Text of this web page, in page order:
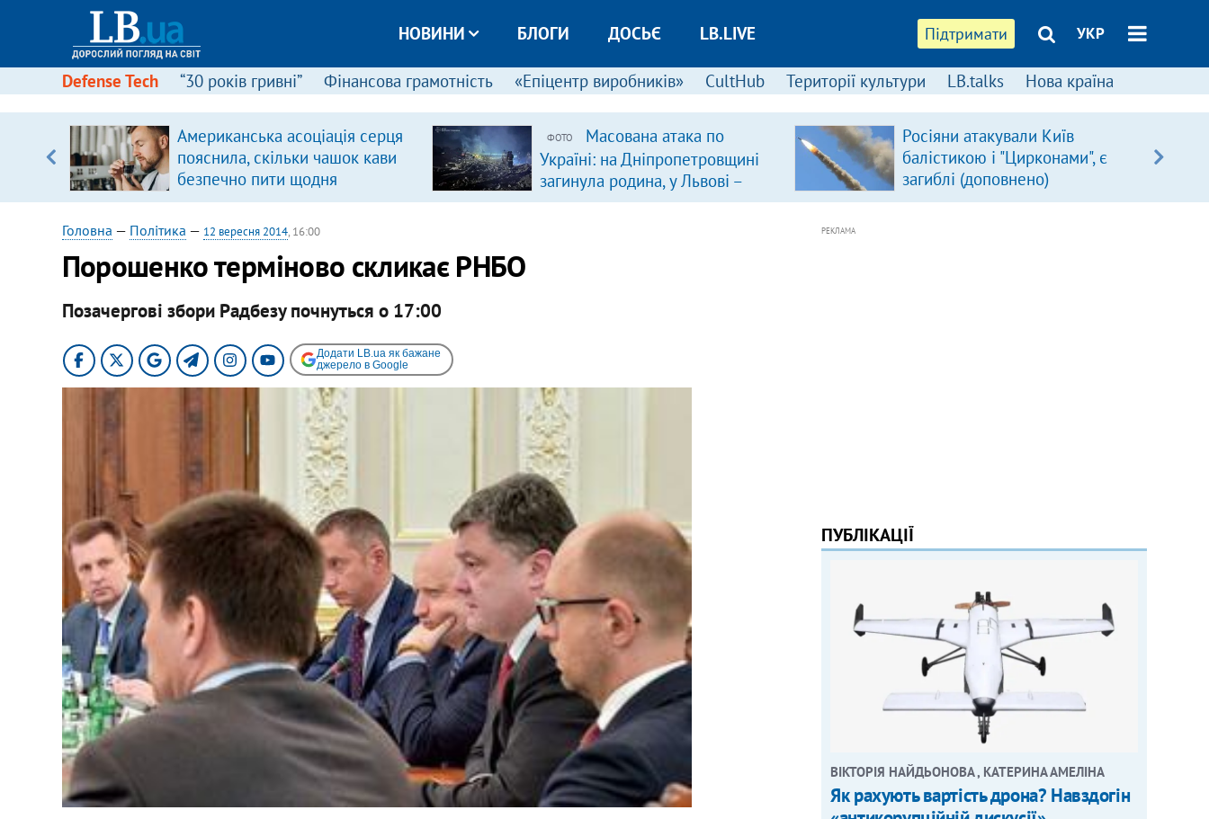
Підтримати УКР
НОВИНИ БЛОГИ ДОСЬЄ LB.LIVE
Defense Tech “30 років гривні” Фінансова грамотність «Епіцентр виробників» CultHub Території культури LB.talks Нова країна
Американська асоціація серця
пояснила, скільки чашок кави
безпечно пити щодня
ФОТО
Масована атака по
Україні: на Дніпропетровщині
загинула родина, у Львові –
удар по багатоповерхівках
Росіяни атакували Київ
балістикою і "Цирконами", є
загиблі (доповнено)
Головна — Політика — 12 вересня 2014, 16:00
Порошенко терміново скликає РНБО
Позачергові збори Радбезу почнуться о 17:00
Додати LB.ua як бажане
джерело в Google
РЕКЛАМА
ПУБЛІКАЦІЇ
ВІКТОРІЯ НАЙДЬОНОВА , КАТЕРИНА АМЕЛІНА
Як рахують вартість дрона? Навздогін